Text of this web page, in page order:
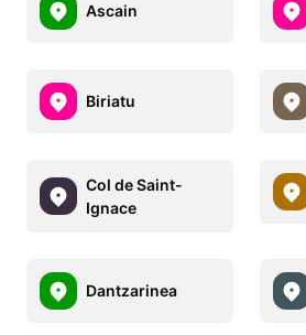
Ascain
Biriatu
Col de Saint-
Ignace
Dantzarinea